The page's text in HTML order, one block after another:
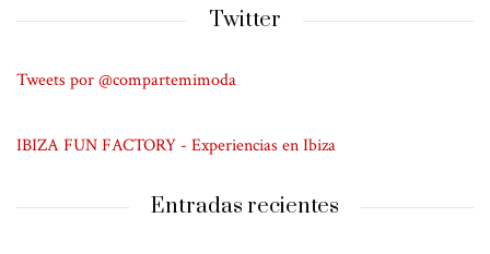
Twitter
Tweets por @compartemimoda
IBIZA FUN FACTORY - Experiencias en Ibiza
Entradas recientes